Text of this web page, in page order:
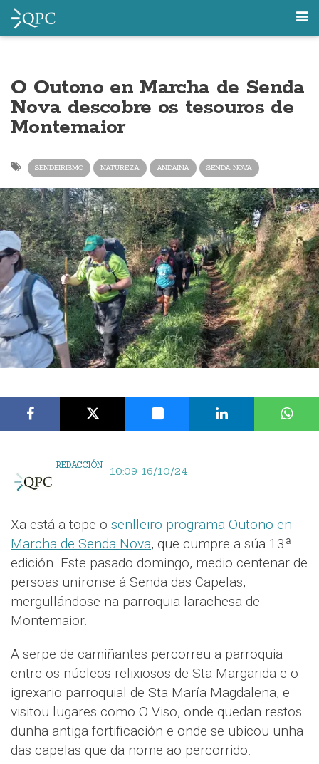
O Outono en Marcha de Senda
Nova descobre os tesouros de
Montemaior
SENDEIRISMO NATUREZA ANDAINA SENDA NOVA
REDACCIÓN 10:09 16/10/24
Xa está a tope o senlleiro programa Outono en
Marcha de Senda Nova, que cumpre a súa 13ª
edición. Este pasado domingo, medio centenar de
persoas uníronse á Senda das Capelas,
mergullándose na parroquia larachesa de
Montemaior.
A serpe de camiñantes percorreu a parroquia
entre os núcleos relixiosos de Sta Margarida e o
igrexario parroquial de Sta María Magdalena, e
visitou lugares como O Viso, onde quedan restos
dunha antiga fortificación e onde se ubicou unha
das capelas que da nome ao percorrido.